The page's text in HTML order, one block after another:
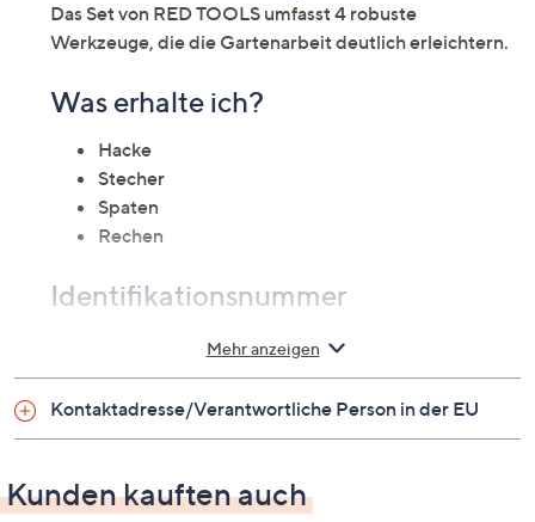
Das Set von RED TOOLS umfasst 4 robuste
Werkzeuge, die die Gartenarbeit deutlich erleichtern.
Was erhalte ich?
Hacke
Stecher
Spaten
Rechen
Identifikationsnummer
GTIN: 4048966206612
Bitte beachten
oder eine Packstation bestellt werden.
Eine Lieferung ins Ausland ist leider nicht
Mehr anzeigen
Kontaktadresse/Verantwortliche Person in der EU
Kunden kauften auch